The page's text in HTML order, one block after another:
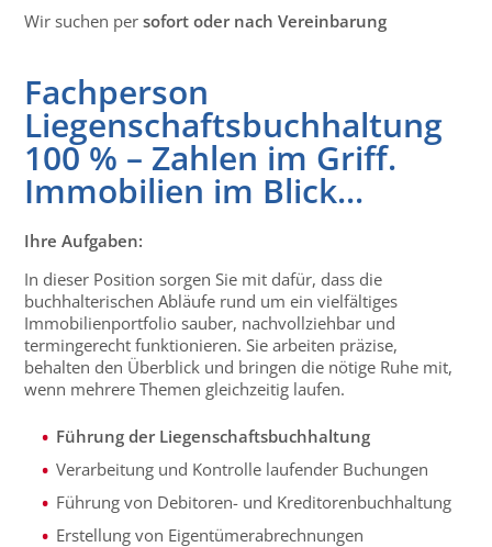
Wir suchen persofort oder nach Vereinbarung
Fachperson
Liegenschaftsbuchhaltung
100 % – Zahlen im Griff.
Immobilien im Blick...
Ihre Aufgaben:
In dieser Position sorgen Sie mit dafür, dass die
buchhalterischen Abläufe rund um ein vielfältiges
Immobilienportfolio sauber, nachvollziehbar und
termingerecht funktionieren. Sie arbeiten präzise,
behalten den Überblick und bringen die nötige Ruhe mit,
wenn mehrere Themen gleichzeitig laufen.
Führung der Liegenschaftsbuchhaltung
Verarbeitung und Kontrolle laufender Buchungen
Führung von Debitoren- und Kreditorenbuchhaltung
Erstellung von Eigentümerabrechnungen